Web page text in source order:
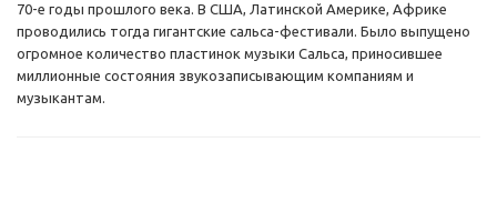
70-е годы прошлого века. В США, Латинской Америке, Африке
проводились тогда гигантские сальса-фестивали. Было выпущено
огромное количество пластинок музыки Сальса, приносившее
миллионные состояния звукозаписывающим компаниям и
музыкантам.